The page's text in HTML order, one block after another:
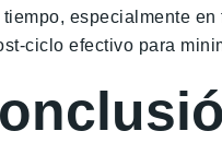
tiempo, especialmente
ciclo efectivo para